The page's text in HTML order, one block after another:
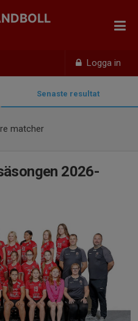
Logga in
Senaste resultat
matcher
2026-